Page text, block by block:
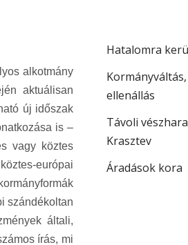
alkotmány
aktuálisan
új időszak
is –
vagy köztes
európai
szándékoltan
általi,
írás, mi
Hatalomra
ellenállás
Távoli
Krasztev
Áradások kora